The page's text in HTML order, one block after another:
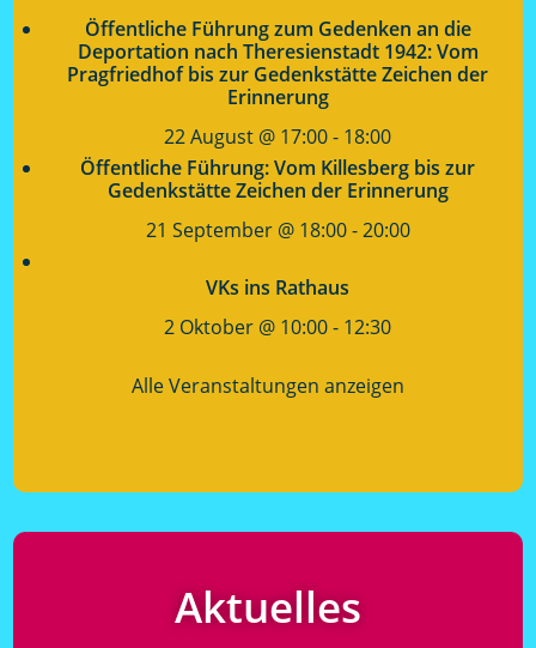
Öffentliche Führung zum Gedenken an die
Deportation nach Theresienstadt 1942: Vom
Pragfriedhof bis zur Gedenkstätte Zeichen der
Erinnerung
22 August @ 17:00- 18:00
Öffentliche Führung: Vom Killesberg bis zur
Gedenkstätte Zeichen der Erinnerung
21 September @ 18:00-20:00
VKs ins Rathaus
2 Oktober @ 10:00- 12:30
Alle Veranstaltungen anzeigen
Aktuelles